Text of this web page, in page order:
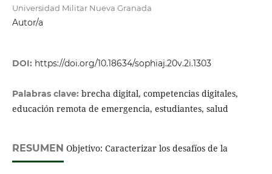
Universidad Militar Nueva Granada
Autor/a
DOI: https://doi.org/10.18634/sophiaj.20v.2i.1303
Palabras clave: brecha digital, competencias digitales,
educación remota de emergencia, estudiantes, salud
RESUMEN Objetivo: Caracterizar los desafíos de la